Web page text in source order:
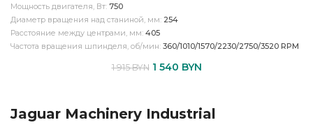
Мощность двигателя, Вт: 750
Диаметр вращения над станиной, мм: 254
Расстояние между центрами, мм: 405
Частота вращения шпинделя, об/мин: 360/1010/1570/2230/2750/3520 RPM
1 915BYN 1 540 BYN
Jaguar Machinery Industrial